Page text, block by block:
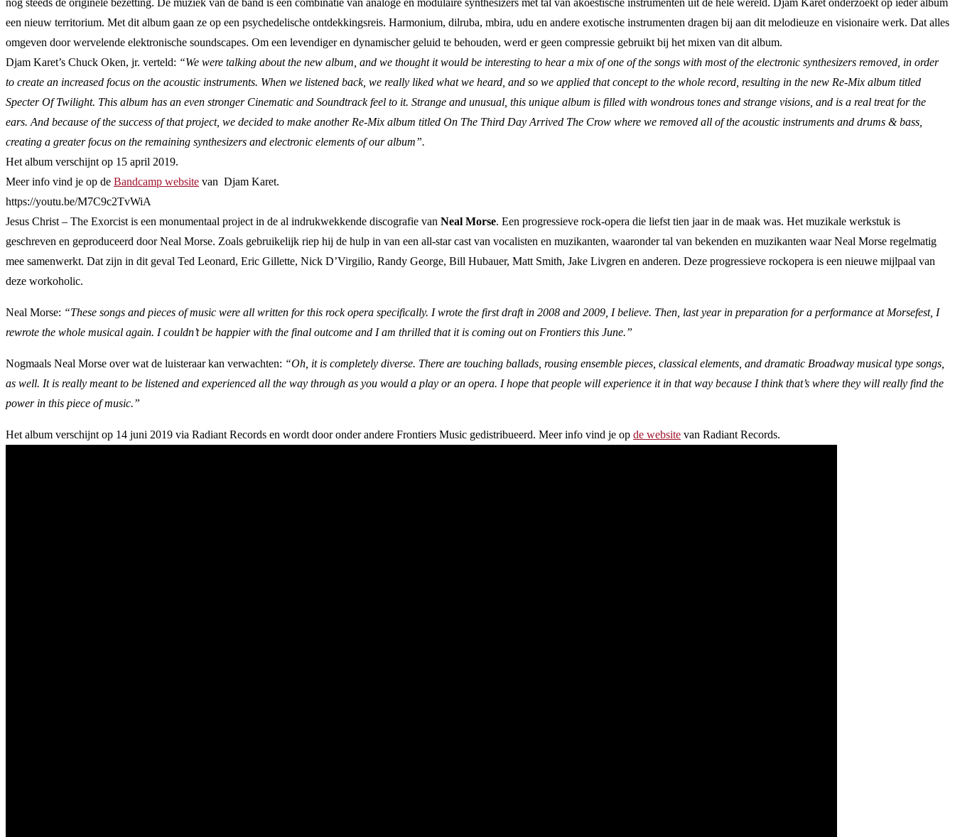
een nieuw territorium. Met dit album gaan ze op een psychedelische ontdekkingsreis. Harmonium, dilruba, mbira, udu en andere exotische instrumenten dragen bij aan dit melodieuze en visionaire werk. Dat alles
omgeven door wervelende elektronische soundscapes. Om een levendiger en dynamischer geluid te behouden, werd er geen compressie gebruikt bij het mixen van dit album.
Djam Karet’s Chuck Oken, jr. verteld: “We were talking about the new album, and we thought it would be interesting to hear a mix of one of the songs with most of the electronic synthesizers removed, in order
to create an increased focus on the acoustic instruments. When we listened back, we really liked what we heard, and so we applied that concept to the whole record, resulting in the new Re-Mix album titled
Specter Of Twilight. This album has an even stronger Cinematic and Soundtrack feel to it. Strange and unusual, this unique album is filled with wondrous tones and strange visions, and is a real treat for the
ears. And because of the success of that project, we decided to make another Re-Mix album titled On The Third Day Arrived The Crow where we removed all of the acoustic instruments and drums & bass,
creating a greater focus on the remaining synthesizers and electronic elements of our album”.
Het album verschijnt op 15 april 2019.
Meer info vind je op de Bandcamp website van Djam Karet.
https://youtu.be/M7C9c2TvWiA
Jesus Christ – The Exorcist is een monumentaal project in de al indrukwekkende discografie van Neal Morse. Een progressieve rock-opera die liefst tien jaar in de maak was. Het muzikale werkstuk is
geschreven en geproduceerd door Neal Morse. Zoals gebruikelijk riep hij de hulp in van een all-star cast van vocalisten en muzikanten, waaronder tal van bekenden en muzikanten waar Neal Morse regelmatig
mee samenwerkt. Dat zijn in dit geval Ted Leonard, Eric Gillette, Nick D’Virgilio, Randy George, Bill Hubauer, Matt Smith, Jake Livgren en anderen. Deze progressieve rockopera is een nieuwe mijlpaal van
deze workoholic.
Neal Morse: “These songs and pieces of music were all written for this rock opera specifically. I wrote the first draft in 2008 and 2009, I believe. Then, last year in preparation for a performance at Morsefest, I
rewrote the whole musical again. I couldn’t be happier with the final outcome and I am thrilled that it is coming out on Frontiers this June.”
Nogmaals Neal Morse over wat de luisteraar kan verwachten: “Oh, it is completely diverse. There are touching ballads, rousing ensemble pieces, classical elements, and dramatic Broadway musical type songs,
as well. It is really meant to be listened and experienced all the way through as you would a play or an opera. I hope that people will experience it in that way because I think that’s where they will really find the
power in this piece of music.”
Het album verschijnt op 14 juni 2019 via Radiant Records en wordt door onder andere Frontiers Music gedistribueerd. Meer info vind je op de website van Radiant Records.